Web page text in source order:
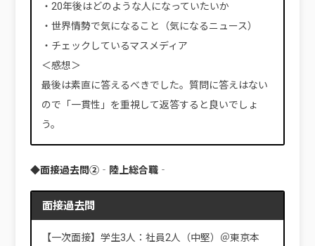
・20年後はどのような人になっていたいか
・世界情勢で気になること（気になるニュース）
・チェックしているマスメディア
＜感想＞
最後は素直に答えるべきでした。質問に答えはない
ので「一貫性」を重視して返答すると良いでしょ
う。
◆面接過去問②‐陸上総合職‐
面接過去問
【一次面接】学生3人：社員2人（中堅）＠東京本